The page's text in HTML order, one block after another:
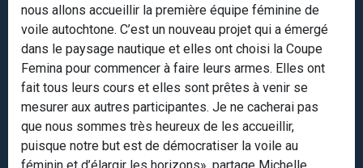
nous allons accueillir la première équipe féminine de
voile autochtone. C’est un nouveau projet qui a émergé
dans le paysage nautique et elles ont choisi la Coupe
Femina pour commencer à faire leurs armes. Elles ont
fait tous leurs cours et elles sont prêtes à venir se
mesurer aux autres participantes. Je ne cacherai pas
que nous sommes très heureux de les accueillir,
puisque notre but est de démocratiser la voile au